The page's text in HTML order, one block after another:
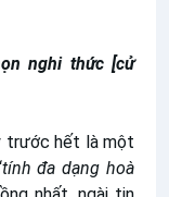
nghi thức [cử
trước hết là một
tính đa dạng hoà